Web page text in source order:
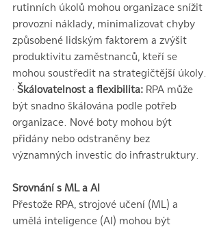
rutinních úkolů mohou organizace snížit
provozní náklady, minimalizovat chyby
způsobené lidským faktorem a zvýšit
produktivitu zaměstnanců, kteří se
mohou soustředit na strategičtější úkoly.
· Škálovatelnost a flexibilita: RPA může
být snadno škálována podle potřeb
organizace. Nové boty mohou být
přidány nebo odstraněny bez
významných investic do infrastruktury.
Srovnání s ML a AI
Přestože RPA, strojové učení (ML) a
umělá inteligence (AI) mohou být